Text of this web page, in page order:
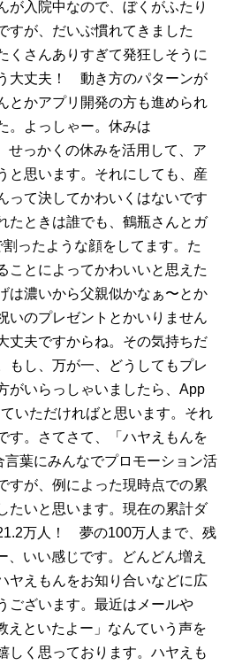
が入院中なので、ぼくがふたり
すが、だいぶ慣れてきました
さんありすぎて発狂しそうに
大丈夫！ 動き方のパターンが
かアプリ開発の方も進められ
。よっしゃー。休みは
せっかくの休みを活用して、ア
と思います。それにしても、産
って決してかわいくはないです
たときは誰でも、鶴瓶さんとガ
ったような顔をしてます。た
ことによってかわいいと思えた
は濃いから父親似かなぁ〜とか
いのプレゼントとかいりません
丈夫ですからね。その気持ちだ
もし、万が一、どうしてもプレ
がいらっしゃいましたら、App
いただければと思います。それ
す。さてさて、「ハヤえもんを
葉にみんなでプロモーション活
すが、例によった現時点での累
たいと思います。現在の累計ダ
万人！ 夢の100万人まで、残
いい感じです。どんどん増え
ヤえもんをお知り合いなどに広
ございます。最近はメールや
えといたよー」なんていう声を
しく思っております。ハヤえも